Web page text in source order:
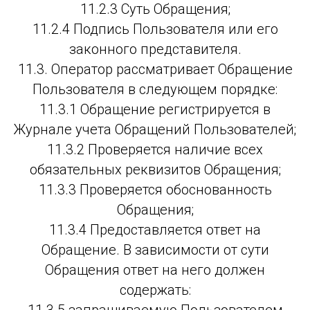
11.2.3 Суть Обращения;
11.2.4 Подпись Пользователя или его
законного представителя.
11.3. Оператор рассматривает Обращение
Пользователя в следующем порядке:
11.3.1 Обращение регистрируется в
Журнале учета Обращений Пользователей;
11.3.2 Проверяется наличие всех
обязательных реквизитов Обращения;
11.3.3 Проверяется обоснованность
Обращения;
11.3.4 Предоставляется ответ на
Обращение. В зависимости от сути
Обращения ответ на него должен
содержать: